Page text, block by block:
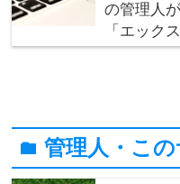
の管理人
「エック
folder管理人・こ